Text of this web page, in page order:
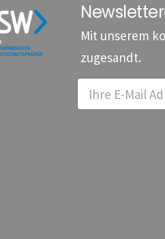
Mit unserem
zugesandt.